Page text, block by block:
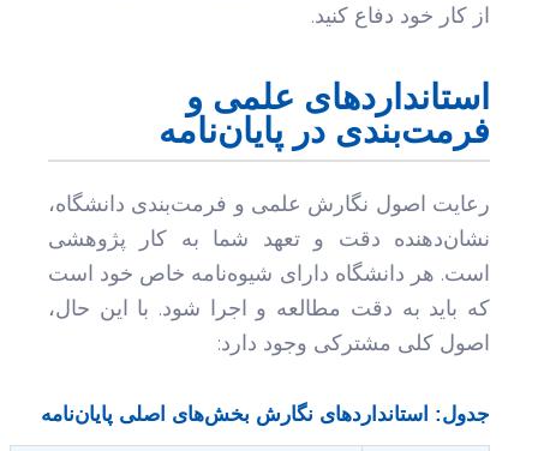
از کار خود دفاع کنید.
استانداردهای علمی و
فرمت‌بندی در پایان‌نامه
رعایت اصول نگارش علمی و فرمت‌بندی دانشگاه،
نشان‌دهنده دقت و تعهد شما به کار پژوهشی
است. هر دانشگاه دارای شیوه‌نامه خاص خود است
که باید به دقت مطالعه و اجرا شود. با این حال،
اصول کلی مشترکی وجود دارد:
جدول: استانداردهای نگارش بخش‌های اصلی پایان‌نامه